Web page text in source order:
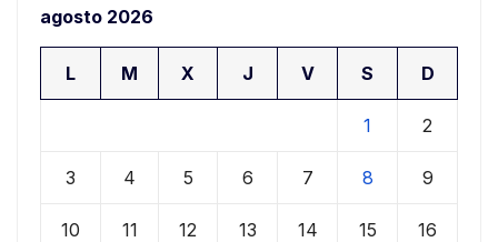
agosto 2026
L M X J V S D
1 2
3 4 5 6 7 8 9
10 11 12 13 14 15 16